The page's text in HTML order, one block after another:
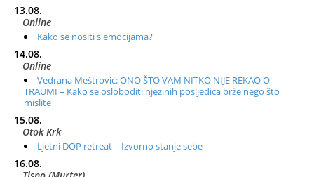
13.08.
Online
Kako se nositi s emocijama?
14.08.
Online
Vedrana Meštrović: ONO ŠTO VAM NITKO NIJE REKAO O
TRAUMI – Kako se osloboditi njezinih posljedica brže nego što
mislite
15.08.
Otok Krk
Ljetni DOP retreat – Izvorno stanje sebe
16.08.